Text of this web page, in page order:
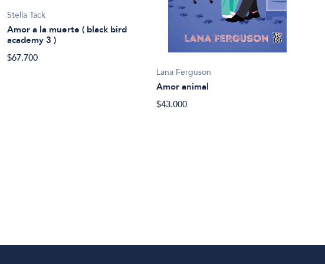
Stella Tack
Amor a la muerte ( black bird
academy 3 )
$67.700
Lana Ferguson
Amor animal
$43.000